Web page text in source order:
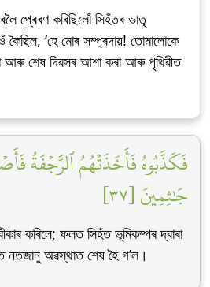
প্ৰেৰণ কৰিছিলোঁ সিহঁতৰ ভাতৃ
‘হে মোৰ সম্প্ৰদায়! তোমালোকে
আৰু শেষ দিৱসৰ আশা কৰা আৰু পৃথিৱীত
فَكَذَّبُوهُ فَأَخَذَتۡهُمُ ٱلرَّجۡفَةُ
جَٰثِمِينَ [٣٧]
কৰিলে; ফলত সিহঁত ভূমিকম্পৰ দ্বাৰা
নতজানু অৱস্থাত শেষ হৈ গ’ল।